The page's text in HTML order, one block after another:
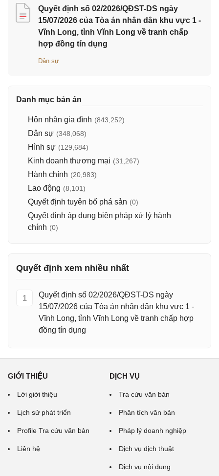
Quyết định số 02/2026/QĐST-DS ngày
15/07/2026 của Tòa án nhân dân khu vực 1 -
Vĩnh Long, tỉnh Vĩnh Long về tranh chấp
hợp đồng tín dụng
Dân sự
Danh mục bản án
Hôn nhân gia đình (843,252)
Dân sự (348,068)
Hình sự (129,684)
Kinh doanh thương mại (31,267)
Hành chính (20,983)
Lao động (8,101)
Quyết định tuyên bố phá sản (0)
Quyết định áp dụng biện pháp xử lý hành
chính (0)
Quyết định xem nhiều nhất
1
Quyết định số 02/2026/QĐST-DS ngày
15/07/2026 của Tòa án nhân dân khu vực 1 -
Vĩnh Long, tỉnh Vĩnh Long về tranh chấp hợp
đồng tín dụng
GIỚI THIỆU
Lời giới thiệu
Lịch sử phát triển
Profile Tra cứu văn bản
Liên hệ
DỊCH VỤ
Tra cứu văn bản
Phân tích văn bản
Pháp lý doanh nghiệp
Dịch vụ dịch thuật
Dịch vụ nội dung